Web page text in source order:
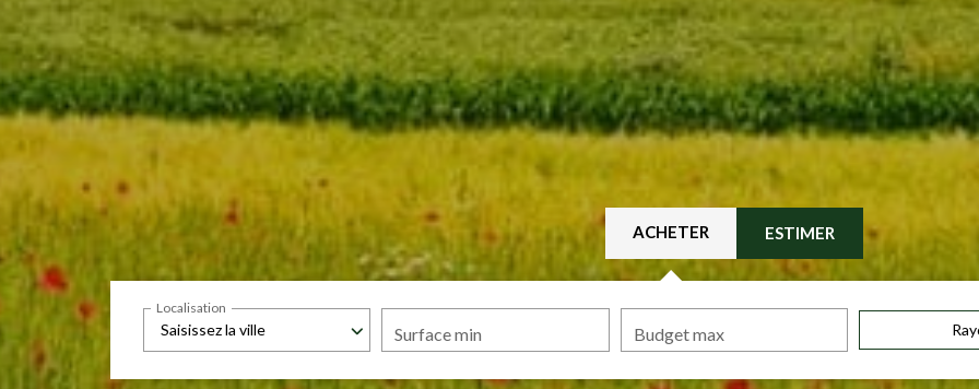
ACHETER ESTIMER
Saisissez la ville
Localisation
Surface min Budget max